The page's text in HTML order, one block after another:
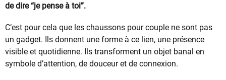
de dire “je pense à toi”.
C’est pour cela que les chaussons pour couple ne sont pas
un gadget. Ils donnent une forme à ce lien, une présence
visible et quotidienne. Ils transforment un objet banal en
symbole d’attention, de douceur et de connexion.